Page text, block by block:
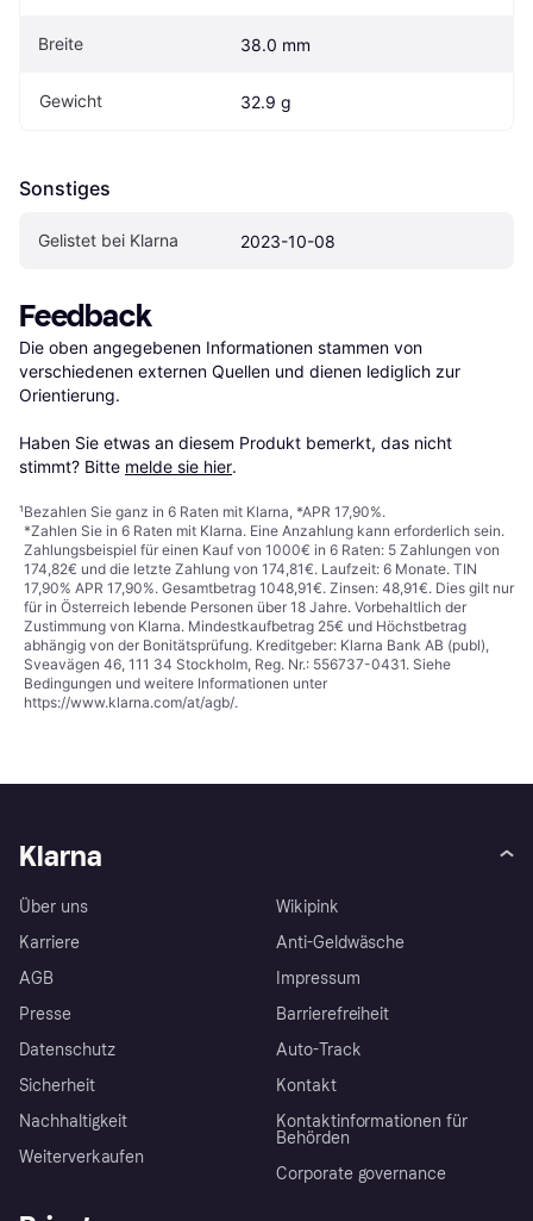
Breite 38.0 mm
Gewicht 32.9 g
Sonstiges
Gelistet bei Klarna 2023-10-08
Feedback
Die oben angegebenen Informationen stammen von
verschiedenen externen Quellen und dienen lediglich zur
Orientierung.
Haben Sie etwas an diesem Produkt bemerkt, das nicht
stimmt? Bitte melde sie hier.
¹Bezahlen Sie ganz in 6 Raten mit Klarna, *APR 17,90%.
*Zahlen Sie in 6 Raten mit Klarna. Eine Anzahlung kann erforderlich sein.
Zahlungsbeispiel für einen Kauf von 1000€ in 6 Raten: 5 Zahlungen von
174,82€ und die letzte Zahlung von 174,81€. Laufzeit: 6 Monate. TIN
17,90% APR 17,90%. Gesamtbetrag 1048,91€. Zinsen: 48,91€. Dies gilt nur
für in Österreich lebende Personen über 18 Jahre. Vorbehaltlich der
Zustimmung von Klarna. Mindestkaufbetrag 25€ und Höchstbetrag
abhängig von der Bonitätsprüfung. Kreditgeber: Klarna Bank AB (publ),
Sveavägen 46, 111 34 Stockholm, Reg. Nr.: 556737-0431. Siehe
Bedingungen und weitere Informationen unter
https://www.klarna.com/at/agb/.
Klarna
Über uns
Karriere
AGB
Presse
Datenschutz
Sicherheit
Nachhaltigkeit
Weiterverkaufen
Wikipink
Anti-Geldwäsche
Impressum
Barrierefreiheit
Auto-Track
Kontakt
Kontaktinformationen für
Behörden
Corporate governance